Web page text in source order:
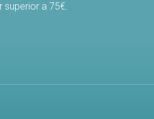
superior a 75€.